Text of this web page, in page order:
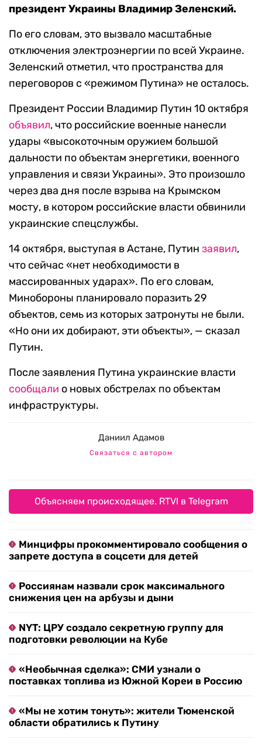
президент Украины Владимир Зеленский.
По его словам, это вызвало масштабные
отключения электроэнергии по всей Украине.
Зеленский отметил, что пространства для
переговоров с «режимом Путина» не осталось.
Президент России Владимир Путин 10 октября
объявил, что российские военные нанесли
удары «высокоточным оружием большой
дальности по объектам энергетики, военного
управления и связи Украины». Это произошло
через два дня после взрыва на Крымском
мосту, в котором российские власти обвинили
украинские спецслужбы.
14 октября, выступая в Астане, Путин заявил,
что сейчас «нет необходимости в
массированных ударах». По его словам,
Минобороны планировало поразить 29
объектов, семь из которых затронуты не были.
«Но они их добирают, эти объекты», — сказал
Путин.
После заявления Путина украинские власти
сообщали о новых обстрелах по объектам
инфраструктуры.
Даниил Адамов
Связаться с автором
Объясняем происходящее. RTVI в Telegram
Минцифры прокомментировало сообщения о
запрете доступа в соцсети для детей
Россиянам назвали срок максимального
снижения цен на арбузы и дыни
NYT: ЦРУ создало секретную группу для
подготовки революции на Кубе
«Необычная сделка»: СМИ узнали о
поставках топлива из Южной Кореи в Россию
«Мы не хотим тонуть»: жители Тюменской
области обратились к Путину